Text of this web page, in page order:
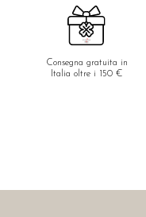
Consegna gratuita in
Italia oltre i 150 €